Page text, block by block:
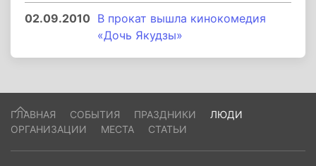
02.09.2010 В прокат вышла кинокомедия
«Дочь Якудзы»
ГЛАВНАЯ СОБЫТИЯ ПРАЗДНИКИ
ЛЮДИ
ОРГАНИЗАЦИИ
МЕСТА СТАТЬИ